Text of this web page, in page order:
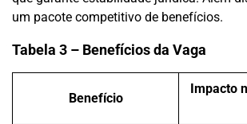
um pacote competitivo de benefícios.
Tabela 3 – Benefícios da Vaga
Benefício
Impacto